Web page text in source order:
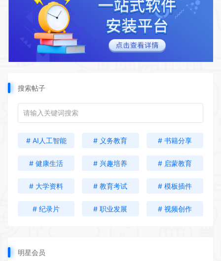
搜索帖子
# AI人工智能 # 义务教育 # 书籍分享
# 健康生活 # 兴趣培养 # 启蒙教育
# 大学资料 # 教育考试 # 模板插件
# 纪录片 # 职业发展 # 视频创作
明星会员